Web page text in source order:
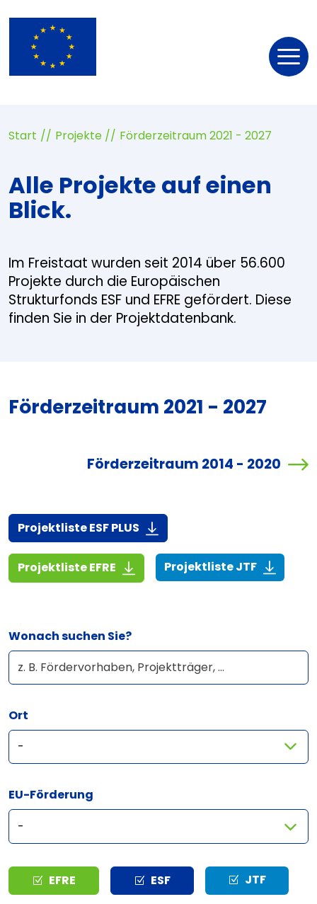
Start Projekte Förderzeitraum 2021 - 2027
Alle Projekte auf einen
Blick.
Im Freistaat wurden seit 2014 über 56.600
Projekte durch die Europäischen
Strukturfonds ESF und EFRE gefördert. Diese
finden Sie in der Projektdatenbank.
Förderzeitraum 2021 - 2027
Förderzeitraum 2014 - 2020
Projektliste ESF PLUS (916,7 KiB)
Projektliste EFRE (1,4 MiB)Projektliste JTF(268,6
Wonach suchen Sie?
Ort
EU-Förderung
Typ EFRE ESF JTF